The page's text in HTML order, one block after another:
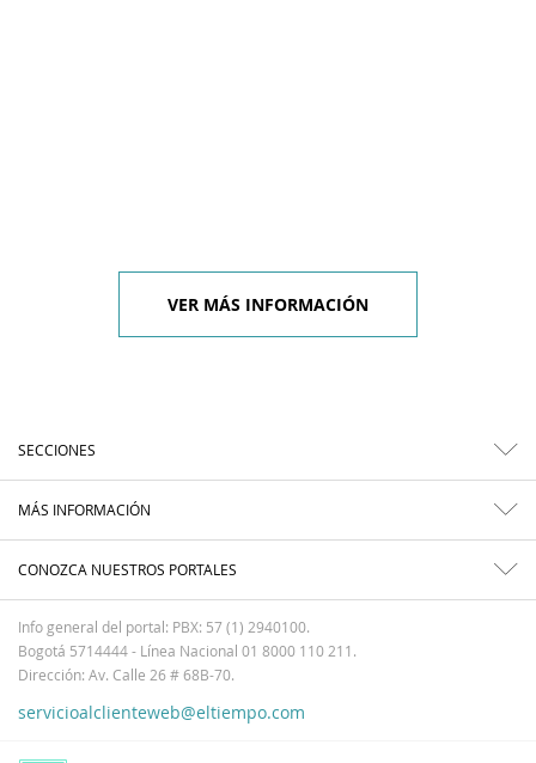
VER MÁS INFORMACIÓN
SECCIONES
MÁS INFORMACIÓN
CONOZCA NUESTROS PORTALES
Info general del portal: PBX: 57 (1) 2940100.
Bogotá 5714444 - Línea Nacional 01 8000 110 211.
Dirección: Av. Calle 26 # 68B-70.
servicioalclienteweb@eltiempo.com